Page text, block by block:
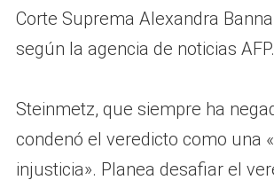
Corte Suprema Alexandra
según la agencia de noticias AFP.
Steinmetz, que siempre ha
condenó el veredicto como una
injusticia». Planea desafiar el